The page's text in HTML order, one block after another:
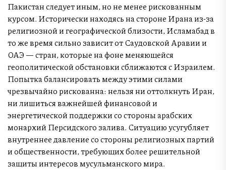
Пакистан следует иным, но не менее рискованным
курсом. Исторически находясь на стороне Ирана из-за
религиозной и географической близости, Исламабад в
то же время сильно зависит от Саудовской Аравии и
ОАЭ — стран, которые на фоне меняющейся
геополитической обстановки сближаются с Израилем.
Попытка балансировать между этими силами
чрезвычайно рискованна: нельзя ни оттолкнуть Иран,
ни лишиться важнейшей финансовой и
энергетической поддержки со стороны арабских
монархий Персидского залива. Ситуацию усугубляет
внутреннее давление со стороны религиозных партий
и общественности, требующих более решительной
защиты интересов мусульманского мира.